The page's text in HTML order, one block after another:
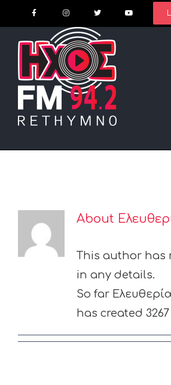
to
content
About
This author has
in any details.
So far
has created